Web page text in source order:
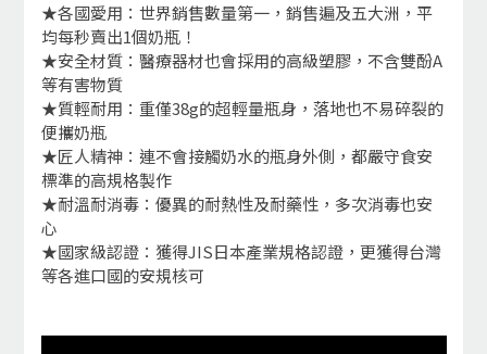
★各國愛用：世界銷售數量第一，銷售遍及五大洲，平
均每秒賣出1個奶瓶！
★安全材質：醫療器材也會採用的高級塑膠，不含雙酚A
等有害物質
★質輕耐用：重僅38g的超輕量瓶身，落地也不易碎裂的
便攜奶瓶
★匠人精神：連不會接觸奶水的瓶身外側，都嚴守食安
標準的高規格製作
★耐溫耐消毒：優異的耐熱性及耐藥性，多次消毒也安
心
★國家級認證：獲得JIS日本產業規格認證，更獲得台灣
等各進口國的安規核可